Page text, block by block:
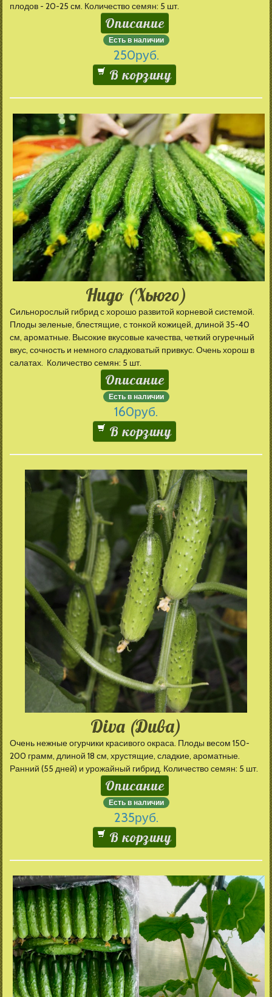
плодов - 20-25 см. Количество семян: 5 шт.
Описание
Есть в наличии
250руб.
В корзину
Hugo (Хьюго)
Сильнорослый гибрид с хорошо развитой корневой системой.
Плоды зеленые, блестящие, с тонкой кожицей, длиной 35-40
см, ароматные. Высокие вкусовые качества, четкий огуречный
вкус, сочность и немного сладковатый привкус. Очень хорош в
салатах. Количество семян: 5 шт.
Описание
Есть в наличии
160руб.
В корзину
Diva (Дива)
Очень нежные огурчики красивого окраса. Плоды весом 150-
200 грамм, длиной 18 см, хрустящие, сладкие, ароматные.
Ранний (55 дней) и урожайный гибрид. Количество семян: 5 шт.
Описание
Есть в наличии
235руб.
В корзину